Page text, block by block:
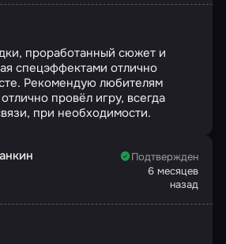
проработанный сюжет и
спецэффектами отлично
Рекомендую любителям
провёл игру, всегда
при необходимости.
Подтвержден
6 месяцев
назад